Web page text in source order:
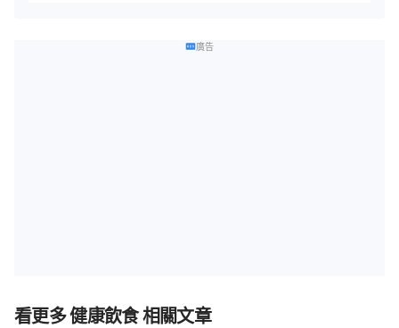
廣告
看更多 健康飲食 相關文章